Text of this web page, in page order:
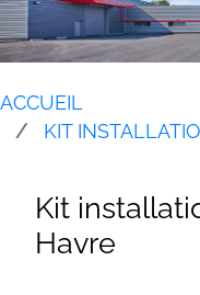
ACCUEIL
KIT
Kit
Havre